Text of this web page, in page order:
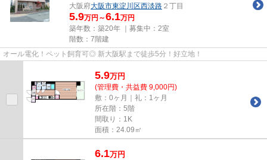
大阪府大阪市東淀川区西淡路 ２丁目
5.9万円～6.1万円
築年数：築20年 ｜募集中： 2室
階数：7階建
オール電化！ペット飼育可◎ 新大阪駅まで徒歩5分！好立地！
5.9万円
(管理費・共益費 9,000円)
敷：0ヶ月｜礼：1ヶ月
所在階：5階
間取り：1K
面積：24.09㎡
6.1万円